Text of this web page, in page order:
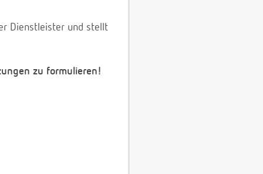
Dienstleister und stellt
zu formulieren!